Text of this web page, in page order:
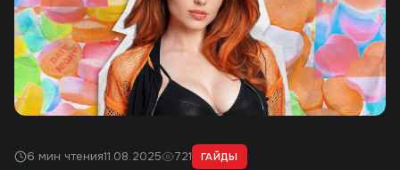
6 мин чтения11.08.2025 721 ГАЙДЫ